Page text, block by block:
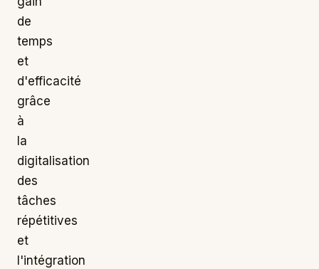
de
temps
et
d'efficacité
grâce
à
la
digitalisation
des
tâches
répétitives
et
l'intégration